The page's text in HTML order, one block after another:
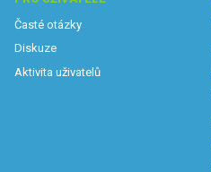
Časté otázky
Diskuze
Aktivita uživatelů